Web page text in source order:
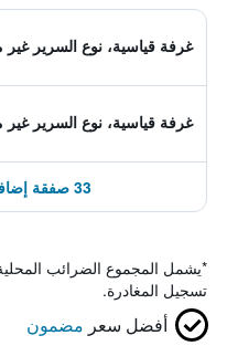
غرفة قياسية، نوع السرير
غرفة قياسية، نوع السرير
33 صفقة إضافية ابتداءً من 250 ﷼
*يشمل المجموع الضرائب
تسجيل المغادرة.
أفضل سعر مضمون